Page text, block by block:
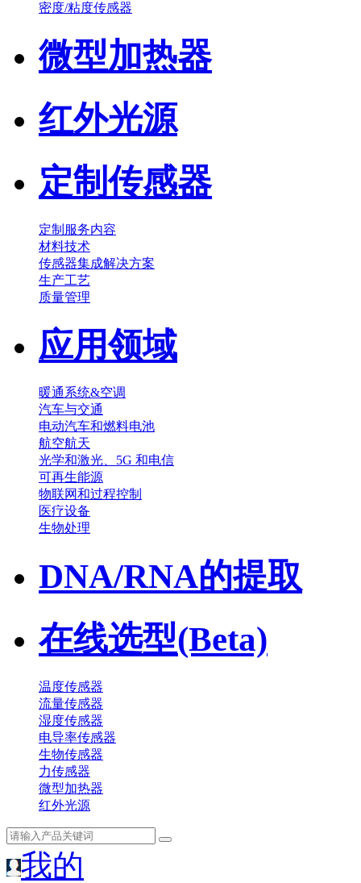
密度/粘度传感器
微型加热器
红外光源
定制传感器
定制服务内容
材料技术
传感器集成解决方案
生产工艺
质量管理
应用领域
暖通系统&空调
汽车与交通
电动汽车和燃料电池
航空航天
光学和激光、5G 和电信
可再生能源
物联网和过程控制
医疗设备
生物处理
DNA/RNA的提取
在线选型(Beta)
温度传感器
流量传感器
湿度传感器
电导率传感器
生物传感器
力传感器
微型加热器
红外光源
我的